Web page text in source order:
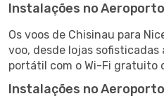
Instalações no
Os voos de Chisinau para
voo, desde lojas
portátil com o Wi-Fi gratuito
Instalações no